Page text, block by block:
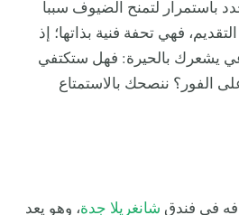
باستمرار لتمنح الضيوف سبباً
فهي تحفة فنية بذاتها؛ إذ
يشعرك بالحيرة: فهل ستكتفي
الفور؟ ننصحك بالاستمتاع
في فندق شانغريلا جدة، وهو يعد